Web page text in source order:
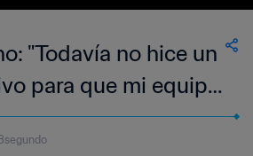
"Todavía no hice un
para que mi equipo